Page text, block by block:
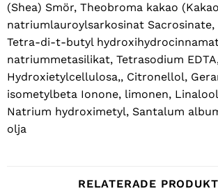
(Shea) Smör, Theobroma kakao
natriumlauroylsarkosinat
Tetra-di-t-butyl
natriummetasilikat, Tetrasodium
Hydroxietylcellulosa,, Citronellol,
isometylbeta Ionone, limonen,
Natrium hydroximetyl, Santalum
olja
RELATERADE